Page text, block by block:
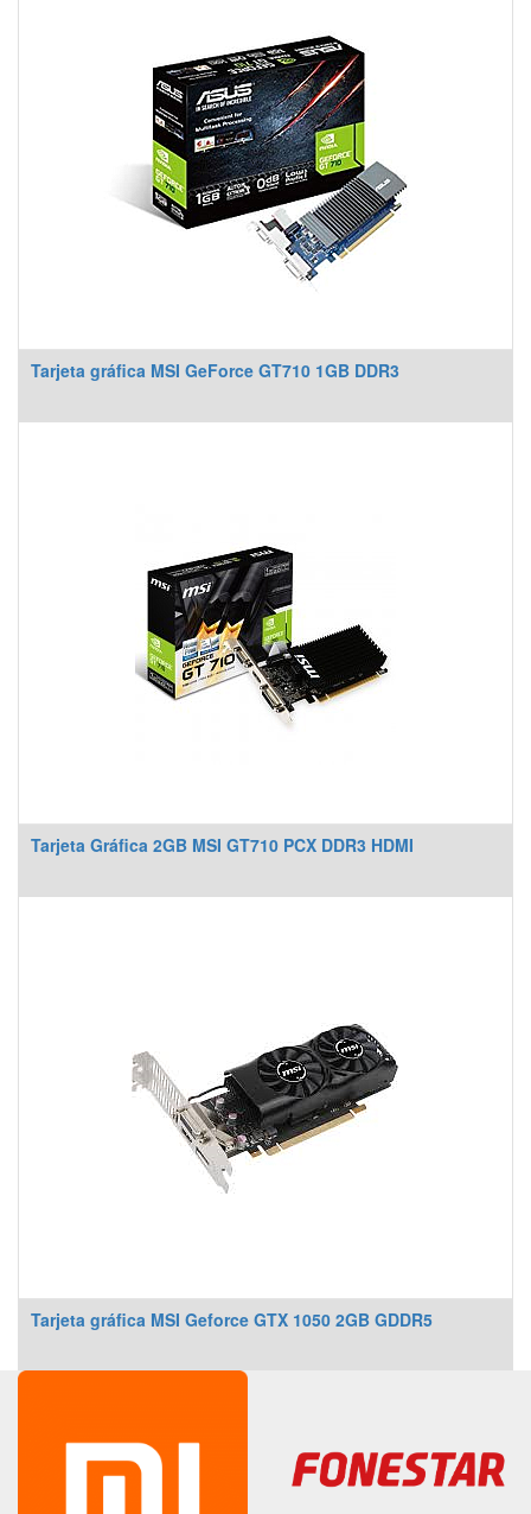
Tarjeta gráfica MSI GeForce GT710 1GB DDR3
Tarjeta Gráfica 2GB MSI GT710 PCX DDR3 HDMI
Tarjeta gráfica MSI Geforce GTX 1050 2GB GDDR5